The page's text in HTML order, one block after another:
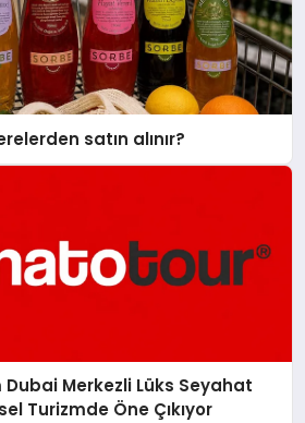
satın alınır?
Merkezli Lüks Seyahat
Turizmde Öne Çıkıyor